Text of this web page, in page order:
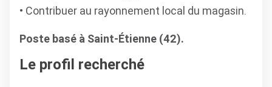
Contribuer au rayonnement local du magasin.
Poste basé à Saint-Étienne (42).
Le profil recherché